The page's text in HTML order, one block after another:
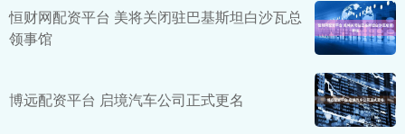
恒财网配资平台 美将关闭驻巴基斯坦白沙瓦总
领事馆
博远配资平台 启境汽车公司正式更名